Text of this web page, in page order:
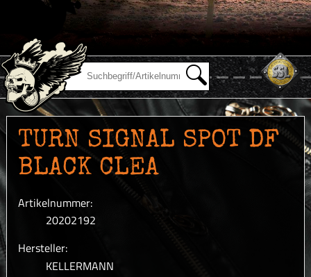
TURN SIGNAL SPOT DF
BLACK CLEA
Artikelnummer:
20202192
Hersteller:
KELLERMANN